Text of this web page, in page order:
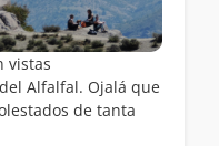
vistas
Alfalfal. Ojalá que
de tanta